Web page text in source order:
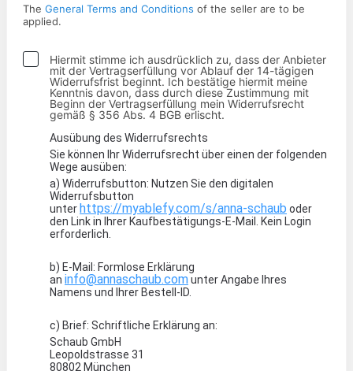
The General Terms and Conditions of the seller are to be
applied.
Hiermit stimme ich ausdrücklich zu, dass der Anbieter
mit der Vertragserfüllung vor Ablauf der 14-tägigen
Widerrufsfrist beginnt. Ich bestätige hiermit meine
Kenntnis davon, dass durch diese Zustimmung mit
Beginn der Vertragserfüllung mein Widerrufsrecht
gemäß § 356 Abs. 4 BGB erlischt.
Ausübung des Widerrufsrechts
Sie können Ihr Widerrufsrecht über einen der folgenden
Wege ausüben:
a) Widerrufsbutton: Nutzen Sie den digitalen
Widerrufsbutton
unter https://myablefy.com/s/anna-schaub oder
den Link in Ihrer Kaufbestätigungs-E-Mail. Kein Login
erforderlich.
b) E-Mail: Formlose Erklärung
an info@annaschaub.comunter Angabe Ihres
Namens und Ihrer Bestell-ID.
c) Brief: Schriftliche Erklärung an:
Schaub GmbH
Leopoldstrasse 31
80802 München